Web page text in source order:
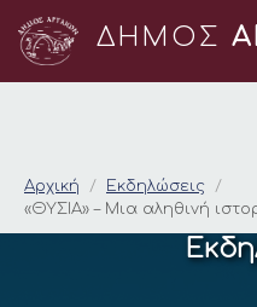
ΔΗΜΟΣ
«ΘΥΣΙΑ»
Αρχική
Εκδηλώσεις
«ΘΥΣΙΑ» – Μια αληθινή